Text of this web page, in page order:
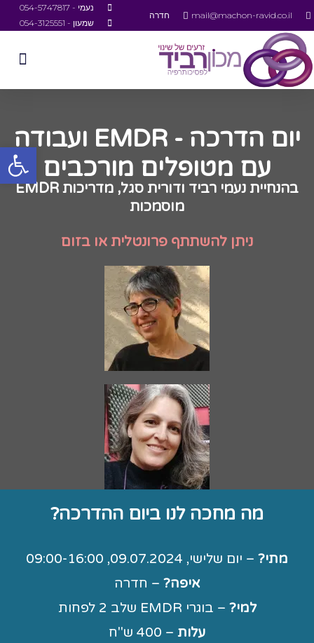
פתח
mail@machon-ravid.co.il חדרה
נעמי - 054-5747817
שמעון - 054-3125551
יום הדרכה - EMDR ועבודה
עם מטופלים מורכבים
בהנחיית נעמי רביד ודורית סגל, מדריכות EMDR
מוסמכות
ניתן להשתתף פרונטלית או בזום
מה מחכה לנו ביום ההדרכה?
מתי? – יום שלישי, 09.07.2024, 09:00-16:00
איפה? – חדרה
למי? – בוגרי EMDR שלב 2 לפחות
עלות – 400 ש"ח